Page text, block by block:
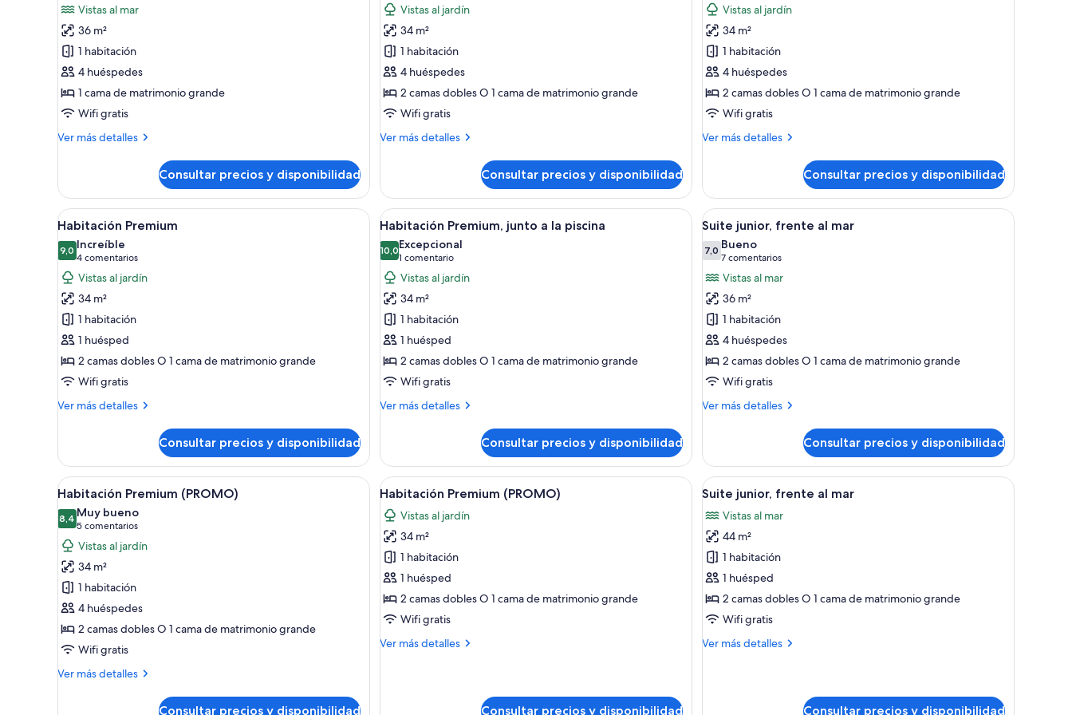
fotos
de
Suite
junior,
frente
al
mar
(Beach
Vistas al mar
36 m²
1 habitación
4 huéspedes
1 cama de matrimonio grande
Wifi gratis
Ver más detalles
Más
junior,
frente
al
(Beach
Access)
Consultar precios y disponibilidad
fotos
de
Habitación
Premium
Vistas al jardín
34 m²
1 habitación
4 huéspedes
2 camas dobles O 1 cama de matrimonio grande
Wifi gratis
Ver más detalles
Más
Premium
Consultar precios y disponibilidad
fotos
de
Habitación
Premium,
junto
a
la
piscina
Vistas al jardín
34 m²
1 habitación
4 huéspedes
2 camas dobles O 1 cama de matrimonio grande
Wifi gratis
Ver más detalles
Más
Premium,
junto
a
piscina
Consultar precios y disponibilidad
Abrir
todas
las
fotos
de
Habitación
Premium
Habitación de hotel con dos camas, un escritorio y balcón con vistas al verdor.
7
Habitación Premium
9,09,0 de 10
Increíble
4 comentarios
(4 comentarios)
Vistas al jardín
34 m²
1 habitación
1 huésped
2 camas dobles O 1 cama de matrimonio grande
Wifi gratis
Ver más detalles
Más
Premium
Consultar precios y disponibilidad
Abrir
todas
las
fotos
de
Habitación
Premium,
junto
a
la
piscina
Habitación de hotel con una cama grande, un escritorio, una silla y vista a zonas verdes por la ventana.
7
Habitación Premium, junto a la piscina
10,010,0 de 10
Excepcional
1 comentario
(1 comentario)
Vistas al jardín
34 m²
1 habitación
1 huésped
2 camas dobles O 1 cama de matrimonio grande
Wifi gratis
Ver más detalles
Más
Premium,
junto
a
piscina
Consultar precios y disponibilidad
Abrir
todas
las
fotos
de
Suite
junior,
frente
al
mar
Un balcón con sillas de mimbre y una
6
Suite junior, frente al mar
7,07,0 de 10
Bueno
7 comentarios
(7 comentarios)
Vistas al mar
36 m²
1 habitación
4 huéspedes
2 camas dobles O 1 cama de matrimonio grande
Wifi gratis
Ver más detalles
Más
junior,
frente
al
Consultar precios y disponibilidad
Abrir
todas
las
fotos
de
Habitación
Premium
(PROMO)
Habitación de hotel con dos camas, un escritorio y balcón con vistas al verdor.
7
Habitación Premium (PROMO)
8,48,4 de 10
Muy bueno
5 comentarios
(5 comentarios)
Vistas al jardín
34 m²
1 habitación
4 huéspedes
2 camas dobles O 1 cama de matrimonio grande
Wifi gratis
Ver más detalles
Más
Consultar precios y disponibilidad
Abrir
todas
las
fotos
de
Habitación
Premium
(PROMO)
Habitación de hotel con dos camas, un escritorio y balcón con vistas al verdor.
7
Habitación Premium (PROMO)
Vistas al jardín
34 m²
1 habitación
1 huésped
2 camas dobles O 1 cama de matrimonio grande
Wifi gratis
Ver más detalles
Más
Consultar precios y disponibilidad
Abrir
todas
las
fotos
de
Suite
junior,
frente
mar
Un balcón con sillas de mimbre y una
6
Suite junior, frente al mar
Vistas al mar
44 m²
1 habitación
1 huésped
2 camas dobles O 1 cama de matrimonio grande
Wifi gratis
Ver más detalles
Más
Consultar precios y disponibilidad